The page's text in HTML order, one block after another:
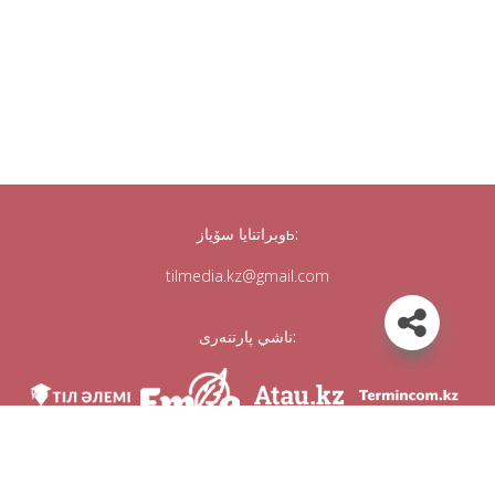
وبراتنايا سۆيازь:
tilmedia.kz@gmail.com
ناشي پارتنەرى: